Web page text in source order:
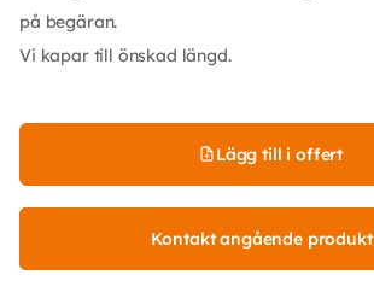
på begäran.
Vi kapar till önskad längd.
Lägg till i offert
Kontakt angående produkt